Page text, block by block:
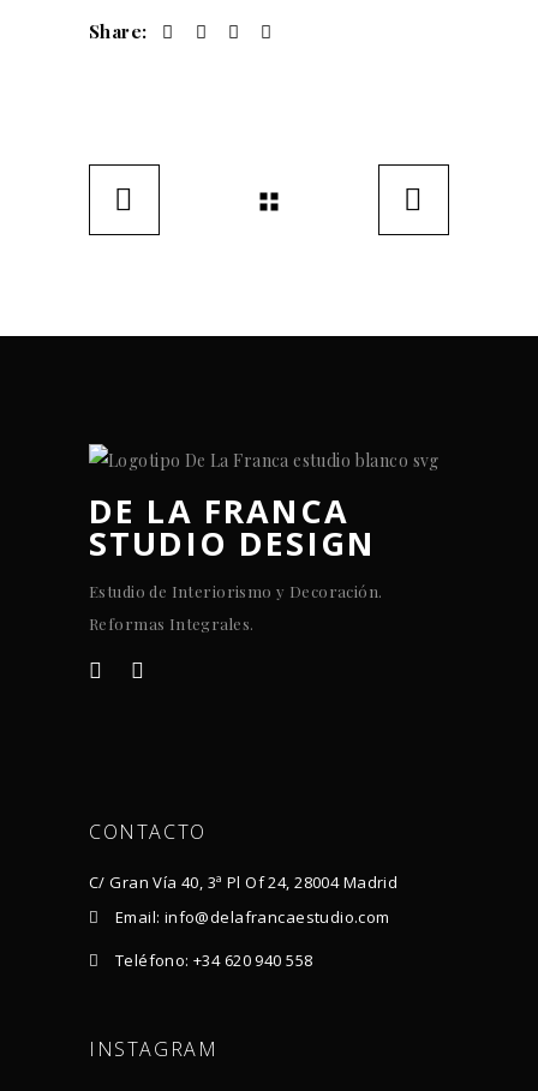
Share:
DE LA FRANCA
STUDIO DESIGN
Estudio de Interiorismo y Decoración.
Reformas Integrales.
CONTACTO
C/ Gran Vía 40, 3ª Pl Of 24, 28004 Madrid
Email: info@delafrancaestudio.com
Teléfono: +34 620 940 558
INSTAGRAM